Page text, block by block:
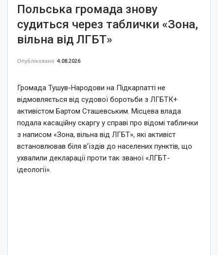
Польська громада знову
судиться через таблички «Зона,
вільна від ЛГБТ»
Опубліковано 4.08.2026
Громада Тушув-Народови на Підкарпатті не
відмовляється від судової боротьби з ЛГБТК+
активістом Бартом Сташевським. Місцева влада
подала касаційну скаргу у справі про відомі таблички
з написом «Зона, вільна від ЛГБТ», які активіст
встановлював біля в’їздів до населених пунктів, що
ухвалили декларації проти так званої «ЛГБТ-
ідеології».